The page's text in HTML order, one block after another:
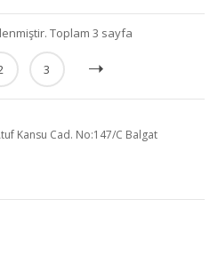
Toplam 3 sayfa
3
Kansu Cad. No:147/C Balgat